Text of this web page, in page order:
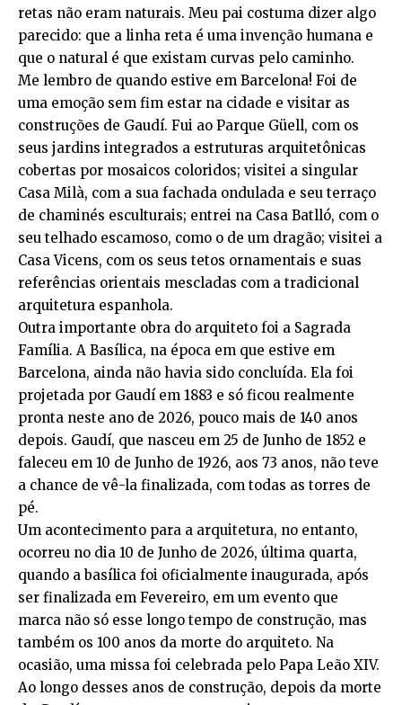
retas não eram naturais. Meu pai costuma dizer algo
parecido: que a linha reta é uma invenção humana e
que o natural é que existam curvas pelo caminho.
Me lembro de quando estive em Barcelona! Foi de
uma emoção sem fim estar na cidade e visitar as
construções de Gaudí. Fui ao Parque Güell, com os
seus jardins integrados a estruturas arquitetônicas
cobertas por mosaicos coloridos; visitei a singular
Casa Milà, com a sua fachada ondulada e seu terraço
de chaminés esculturais; entrei na Casa Batlló, com o
seu telhado escamoso, como o de um dragão; visitei a
Casa Vicens, com os seus tetos ornamentais e suas
referências orientais mescladas com a tradicional
arquitetura espanhola.
Outra importante obra do arquiteto foi a Sagrada
Família. A Basílica, na época em que estive em
Barcelona, ainda não havia sido concluída. Ela foi
projetada por Gaudí em 1883 e só ficou realmente
pronta neste ano de 2026, pouco mais de 140 anos
depois. Gaudí, que nasceu em 25 de Junho de 1852 e
faleceu em 10 de Junho de 1926, aos 73 anos, não teve
a chance de vê-la finalizada, com todas as torres de
pé.
Um acontecimento para a arquitetura, no entanto,
ocorreu no dia 10 de Junho de 2026, última quarta,
quando a basílica foi oficialmente inaugurada, após
ser finalizada em Fevereiro, em um evento que
marca não só esse longo tempo de construção, mas
também os 100 anos da morte do arquiteto. Na
ocasião, uma missa foi celebrada pelo Papa Leão XIV.
Ao longo desses anos de construção, depois da morte